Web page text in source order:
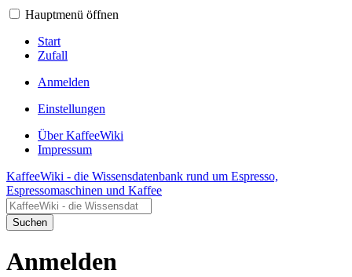
Hauptmenü öffnen
Start
Zufall
Anmelden
Einstellungen
Über KaffeeWiki
Impressum
KaffeeWiki - die Wissensdatenbank rund um Espresso,
Espressomaschinen und Kaffee
Suchen
Anmelden